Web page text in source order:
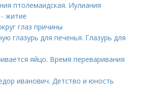
птолемаидская. Иулиания
житие
глаз причины
глазурь для печенья. Глазурь для
яйцо. Время переваривания
иванович. Детство и юность